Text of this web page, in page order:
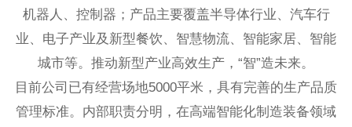
机器人、控制器；产品主要覆盖半导体行业、汽车行
业、电子产业及新型餐饮、智慧物流、智能家居、智能
城市等。推动新型产业高效生产，“智”造未来。
目前公司已有经营场地5000平米，具有完善的生产品质
管理标准。内部职责分明，在高端智能化制造装备领域